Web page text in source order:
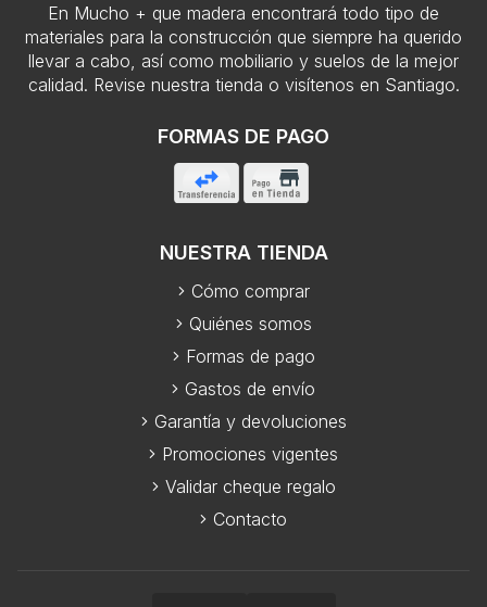
En Mucho + que madera encontrará todo tipo de
materiales para la construcción que siempre ha querido
llevar a cabo, así como mobiliario y suelos de la mejor
calidad. Revise nuestra tienda o visítenos en Santiago.
FORMAS DE PAGO
NUESTRA TIENDA
Cómo comprar
Quiénes somos
Formas de pago
Gastos de envío
Garantía y devoluciones
Promociones vigentes
Validar cheque regalo
Contacto